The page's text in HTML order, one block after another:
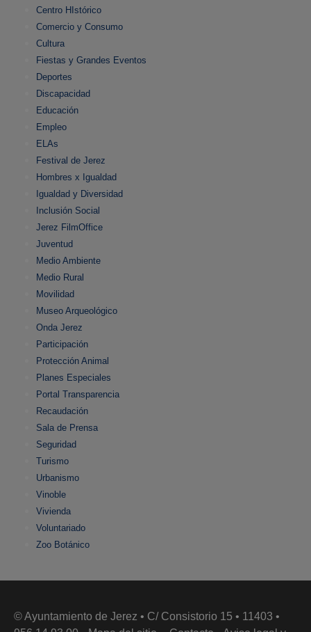
Centro HIstórico
Comercio y Consumo
Cultura
Fiestas y Grandes Eventos
Deportes
Discapacidad
Educación
Empleo
ELAs
Festival de Jerez
Hombres x Igualdad
Igualdad y Diversidad
Inclusión Social
Jerez FilmOffice
Juventud
Medio Ambiente
Medio Rural
Movilidad
Museo Arqueológico
Onda Jerez
Participación
Protección Animal
Planes Especiales
Portal Transparencia
Recaudación
Sala de Prensa
Seguridad
Turismo
Urbanismo
Vinoble
Vivienda
Voluntariado
Zoo Botánico
© Ayuntamiento de Jerez • C/ Consistorio 15 • 11403 •